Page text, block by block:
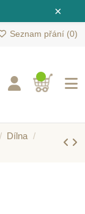
×
Seznam přání (0)
Dílna